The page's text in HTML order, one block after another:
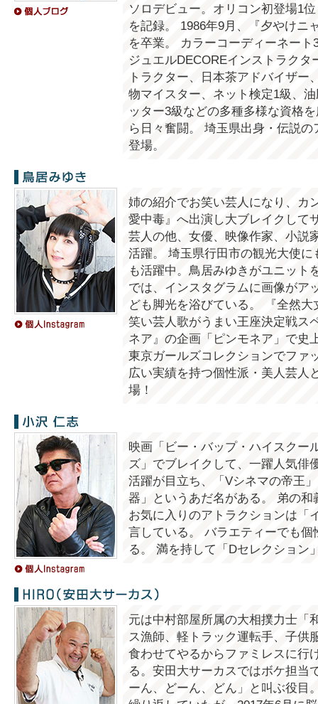
ソロデビュー。オリコン初登場1
を記録。 1986年9月、『夕やけニ
を卒業。 カラーコーディーネー
ジュエルDECOREインストラク
トラクター、日本茶アドバイザ
物マイスター、ネット検定1級、
ッター3級などの多種多様な資格
ら日々奮闘。 埼玉県出身・伝説
登場。
鳥居みゆき
姉の紹介でお笑い芸人になり、カ
愛中毒』へ出演し大ブレイクして
芸人の他、女優、映像作家、小説
活躍。 埼玉県行田市の観光大使
も活躍中。鳥居みゆきがユニット
では、インスタグラムに画像がア
ども脚光を浴びている。 『全然
笑い芸人歌がうまい王座決定戦ス
ネア』の企画「ピンモネア」で史
東京ガールズコレクションでファ
広い実績を持つ個性派・美人芸人
場！
小沢仁志
映画「ビー・バップ・ハイスク
ズ」でブレイクして、一躍人気俳
活躍が目立ち、「Vシネマの帝王
器」というあだ名がある。 弟の
お気に入りのアトラクションは「
言している。 バラエティーでも
る。 満を持して「Dセレクション
HIRO（安田大サーカス）
元は中村部屋所属の大相撲力士「
ス漁師、軽トラック運転手、子供
食わせてやるからファミレスに行
る。安田大サーカスではボケ担当
ーん、どーん、どん」と叫ぶ役目